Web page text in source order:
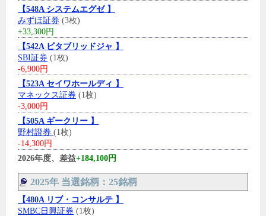
【548A システムエグゼ 】
みずほ証券 (3枚)
+33,300円
【542A ビタブリッドジャ 】
SBI証券 (1枚)
-6,900円
【523A セイワホールディ 】
マネックス証券 (1枚)
-3,000円
【505A ギークリー 】
野村證券 (1枚)
-14,300円
2026年度、差益+184,100円
2025年 当選銘柄：25銘柄
【480A リブ・コンサルテ 】
SMBC日興証券 (1枚)